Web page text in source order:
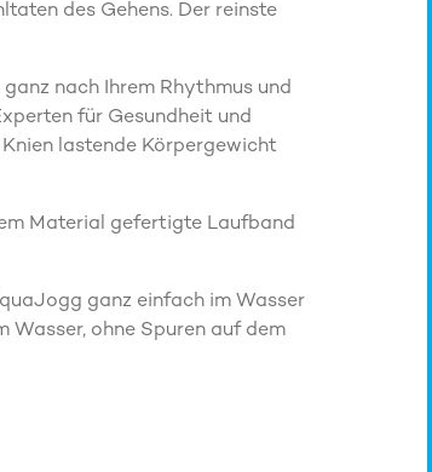
des Gehens. Der reinste
ganz nach Ihrem Rhythmus und
für Gesundheit und
lastende Körpergewicht
Material gefertigte Laufband
ganz einfach im Wasser
Wasser, ohne Spuren auf dem